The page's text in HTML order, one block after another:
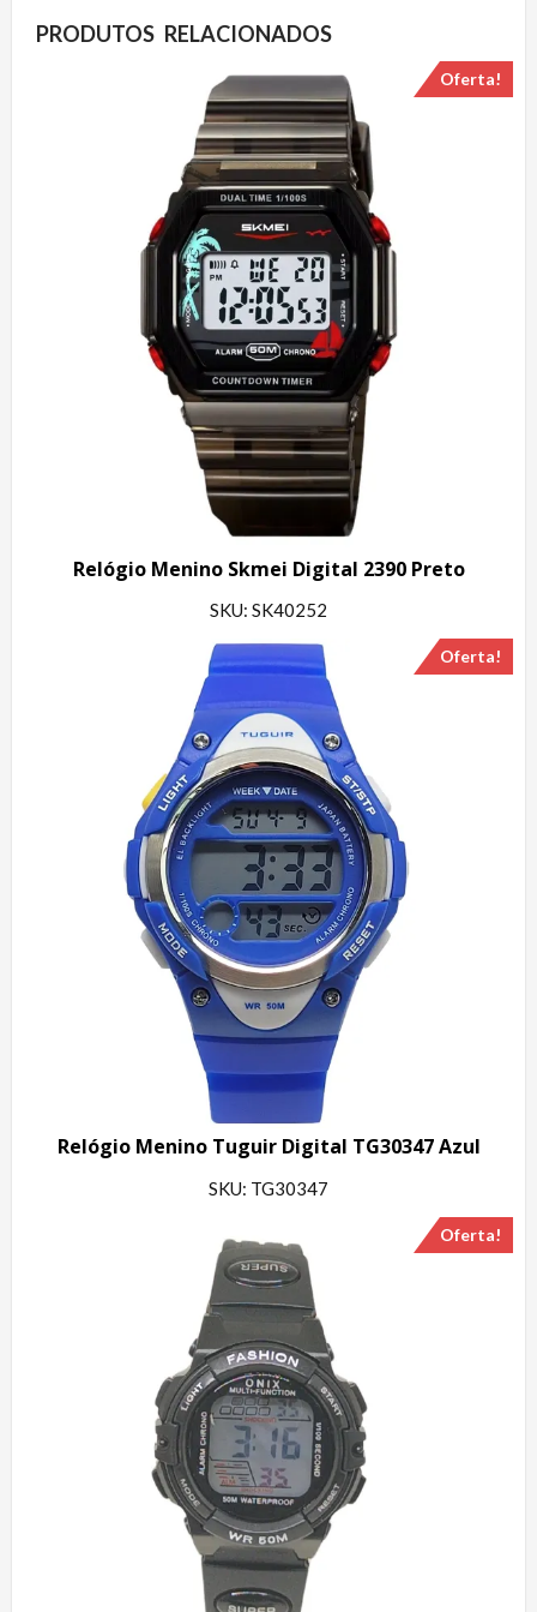
PRODUTOS RELACIONADOS
Oferta!
Relógio Menino Skmei Digital 2390 Preto
SKU: SK40252
Oferta!
Relógio Menino Tuguir Digital TG30347 Azul
SKU: TG30347
Oferta!